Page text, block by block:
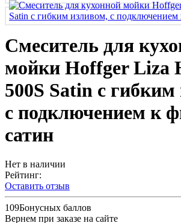
Смеситель для
мойки Hoffger Liza
500S Satin с
с подключением к
сатин
Нет в наличии
Рейтинг:
Оставить отзыв
109Бонусных баллов
Вернем при заказе на сайте